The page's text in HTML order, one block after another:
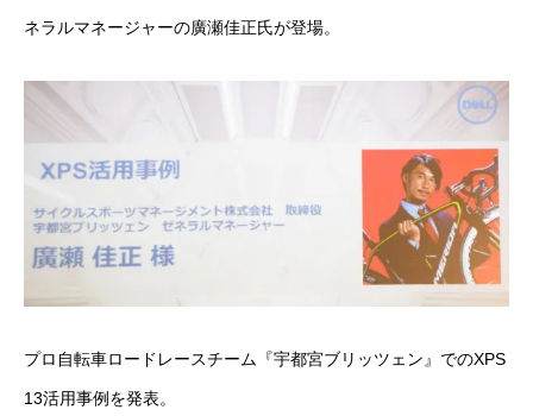
ネラルマネージャーの廣瀬佳正氏が登場。
プロ自転車ロードレースチーム『宇都宮ブリッツェン 』でのXPS
13活用事例を発表。